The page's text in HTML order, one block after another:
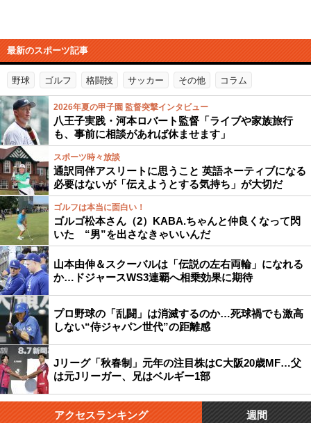
最新のスポーツ記事
野球 ゴルフ 格闘技 サッカー その他 コラム
2026年夏の甲子園 監督突撃インタビュー
八王子実践・河本ロバート監督「ライブや家族旅行
も、事前に相談があれば休ませます」
スポーツ時々放談
通訳同伴アスリートに思うこと 英語ネーティブになる
必要はないが「伝えようとする気持ち」が大切だ
ゴルフは本当に面白い！
ゴルゴ松本さん（2）KABA.ちゃんと仲良くなって閃
いた “男”を出さなきゃいいんだ
山本由伸＆スクーバルは「伝説の左右両輪」になれる
か…ドジャースWS3連覇へ相乗効果に期待
プロ野球の「乱闘」は消滅するのか…死球禍でも激高
しない“侍ジャパン世代”の距離感
Jリーグ「秋春制」元年の注目株はC大阪20歳MF…父
は元Jリーガー、兄はベルギー1部
アクセスランキング 週間